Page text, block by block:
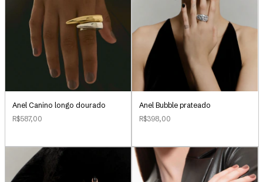
Anel Canino longo dourado
R$587,00
Anel Bubble prateado
R$398,00